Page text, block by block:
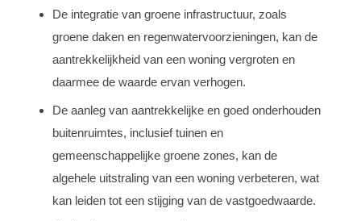
De integratie van groene infrastructuur, zoals
groene daken en regenwatervoorzieningen, kan de
aantrekkelijkheid van een woning vergroten en
daarmee de waarde ervan verhogen.
De aanleg van aantrekkelijke en goed onderhouden
buitenruimtes, inclusief tuinen en
gemeenschappelijke groene zones, kan de
algehele uitstraling van een woning verbeteren, wat
kan leiden tot een stijging van de vastgoedwaarde.